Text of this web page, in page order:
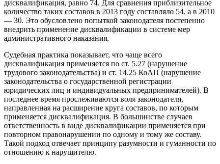
дисквалификация, равно 74. Для сравнения приблизительное
количество таких составов в 2013 году составляло 54, а в 2010
— 30. Это обусловлено попыткой законодателя постепенно
внедрить применение дисквалификации в системе мер
административного наказания.
Судебная практика показывает, что чаще всего
дисквалификация применяется по ст. 5.27 (нарушение
трудового законодательства) и ст. 14.25 КоАП (нарушение
законодательства о государственной регистрации
юридических лиц и индивидуальных предпринимателей). В
последнее время прослеживаются воля законодателя,
направленная на расширение круга составов, по которым
применяется дисквалификация. В большинстве случаев
ответственность в виде дисквалификации применяется при
повторном правонарушении по одному и тому же составу.
Такой подход отвечает принципу разумности и гуманности по
отношению к нарушителю.